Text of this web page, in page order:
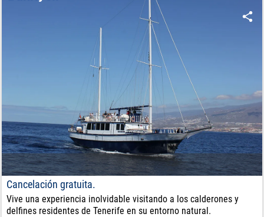
Cancelación gratuita.
Vive una experiencia inolvidable visitando a los calderones y
delfines residentes de Tenerife en su entorno natural.